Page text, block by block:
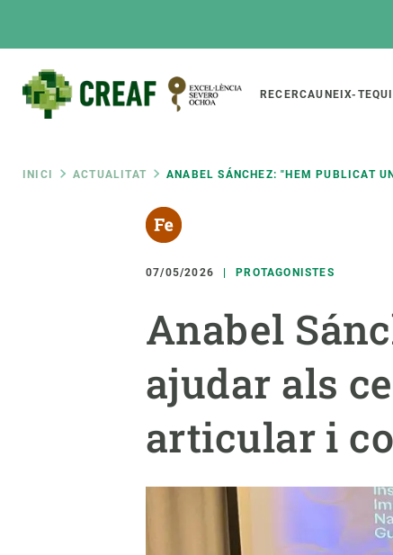
Main
RECERCAUNEIX-TE
Fil
d'ariadna
INICI ACTUALITAT ANABEL SÁNCHEZ: "HEM PUBLICAT
07/05/2026 PROTAGONISTES
Anabel
ajudar als
articular i
Featured
responsive
Responsive
menu
SOBRE NOSALTRES
Organització institucional
Infraestructures
Ciència oberta i gestió del coneixement
RECERCA
Biodiversitat
Funcionament
Temes
Synthesis